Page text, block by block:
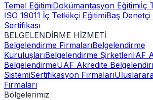
Temel EğitimiDokümantasyon Eğitimiİç
ISO 19011 İç Tetkikçi EğitimiBaş
Sertifikası
BELGELENDİRME HİZMETİ
Belgelendirme FirmalarıBelgelendirme
KuruluşlarıBelgelendirme ŞirketleriIAF
BelgelendirmeUAF Akredite
SistemiSertifikasyon Firmaları
Firmaları
Bölgelerimiz